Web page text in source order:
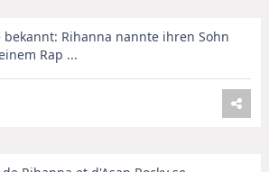
bekannt: Rihanna nannte ihren Sohn
Rap ...